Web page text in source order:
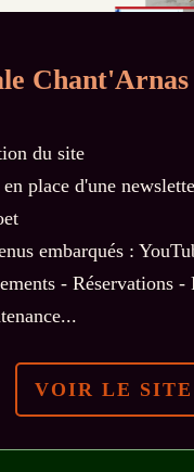
Chant'Arnas
du site
place d'une
embarqués :
- Réservations -
VOIR LE SITE